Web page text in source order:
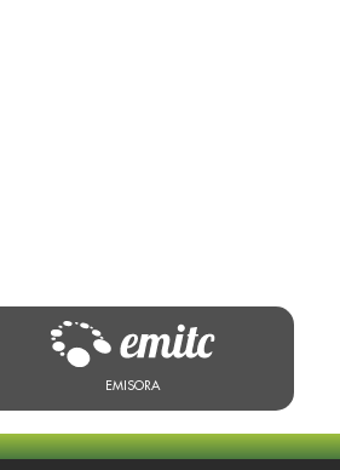
EMISORA